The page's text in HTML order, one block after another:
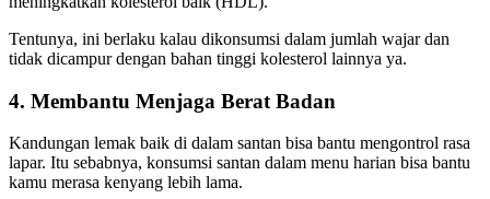
Tentunya, ini berlaku kalau dikonsumsi dalam jumlah wajar dan
tidak dicampur dengan bahan tinggi kolesterol lainnya ya.
4. Membantu Menjaga Berat Badan
Kandungan lemak baik di dalam santan bisa bantu mengontrol rasa
lapar. Itu sebabnya, konsumsi santan dalam menu harian bisa bantu
kamu merasa kenyang lebih lama.